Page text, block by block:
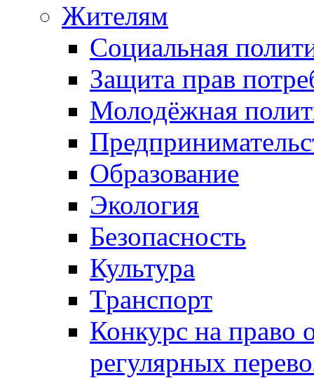
Жителям
Социальная
Защита прав
Молодёжная
Образование
Экология
Безопасность
Культура
Транспорт
Конкурс на право
регулярных